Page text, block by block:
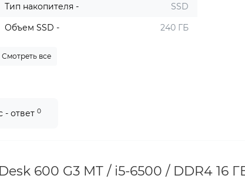
Тип накопителя -
SSD
Объем SSD -
240 ГБ
Смотреть все
- ответ 0
600 G3 MT / i5-6500 / DDR4 16